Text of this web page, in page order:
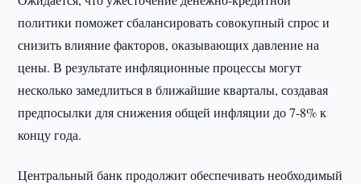
политики поможет сбалансировать совокупный спрос и
снизить влияние факторов, оказывающих давление на
цены. В результате инфляционные процессы могут
несколько замедлиться в ближайшие кварталы, создавая
предпосылки для снижения общей инфляции до 7-8% к
концу года.
Центральный банк продолжит обеспечивать необходимый